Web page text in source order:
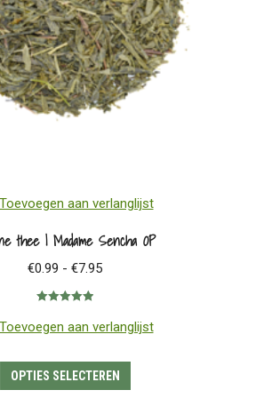
op
de
productpagina
Toevoegen aan verlanglijst
thee | Madame Sencha OP
€0.99 - €7.95Prijsklasse:
€7.95
5.00 uit 5
Toevoegen aan verlanglijst
OPTIES SELECTEREN